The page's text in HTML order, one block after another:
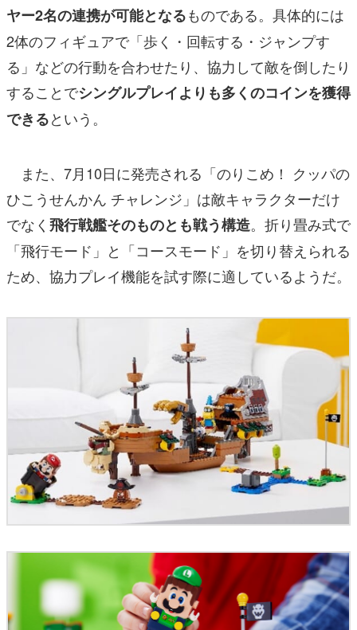
ヤー2名の連携が可能となるものである。具体的には
2体のフィギュアで「歩く・回転する・ジャンプす
る」などの行動を合わせたり、協力して敵を倒したり
することでシングルプレイよりも多くのコインを獲得
できるという。
また、7月10日に発売される「のりこめ！ クッパの
ひこうせんかん チャレンジ」は敵キャラクターだけ
でなく 飛行戦艦そのものとも戦う構造。折り畳み式で
「飛行モード」と「コースモード」を切り替えられる
ため、協力プレイ機能を試す際に適しているようだ。